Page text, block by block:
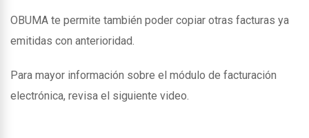
OBUMA te permite también poder copiar otras facturas ya
emitidas con anterioridad.
Para mayor información sobre el módulo de facturación
electrónica, revisa el siguiente video.